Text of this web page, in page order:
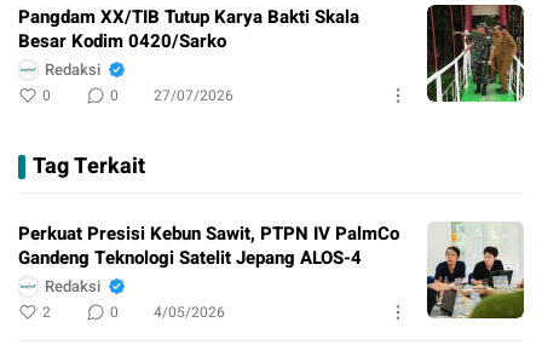
Pangdam XX/TIB Tutup Karya Bakti Skala
Besar Kodim 0420/Sarko
Redaksi
0 0 27/07/2026
Tag Terkait
Perkuat Presisi Kebun Sawit, PTPN IV PalmCo
Gandeng Teknologi Satelit Jepang ALOS-4
Redaksi
2 0 4/05/2026